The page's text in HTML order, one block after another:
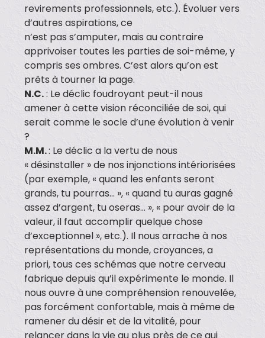
revirements professionnels, etc.). Évoluer vers
d’autres aspirations, ce
n’est pas s’amputer, mais au contraire
apprivoiser toutes les parties de soi-même, y
compris ses ombres. C’est alors qu’on est
prêts à tourner la page.
N.C.: Le déclic foudroyant peut-il nous
amener à cette vision réconciliée de soi, qui
serait comme le socle d’une évolution à venir
?
M.M.: Le déclic a la vertu de nous
« désinstaller » de nos injonctions intériorisées
(par exemple, « quand les enfants seront
grands, tu pourras… », « quand tu auras gagné
assez d’argent, tu oseras… », « pour avoir de la
valeur, il faut accomplir quelque chose
d’exceptionnel », etc.). Il nous arrache à nos
représentations du monde, croyances, a
priori, tous ces schémas que notre cerveau
fabrique depuis qu’il expérimente le monde. Il
nous ouvre à une compréhension renouvelée,
pas forcément confortable, mais à même de
ramener du désir et de la vitalité, pour
relancer dans la vie au plus près de ce qui